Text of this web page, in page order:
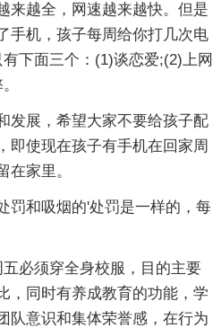
来越全，网速越来越快。但是
手机，孩子每周给你打几次电
下面三个：(1)谈恋爱;(2)上网
发展，希望大家不要给孩子配
即使现在孩子有手机在回家周
在家里。
罚和吸烟的'处罚是一样的，每
必须穿全身校服，目的主要
，同时有养成教育的功能，学
队意识和集体荣誉感，在行为